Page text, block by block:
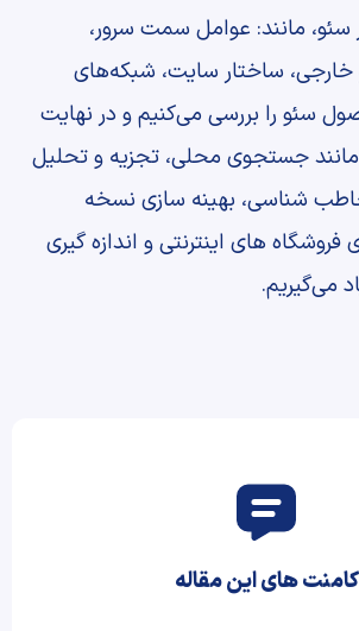
سئو، مانند: عوامل سمت سرور،
ساختار سایت، شبکه‌های
سئو را بررسی می‌کنیم و در نهایت
جستجوی محلی، تجزیه و تحلیل
شناسی، بهینه سازی نسخه
فروشگاه های اینترنتی و اندازه گیری
می‌گیریم.
کامنت های این مقاله